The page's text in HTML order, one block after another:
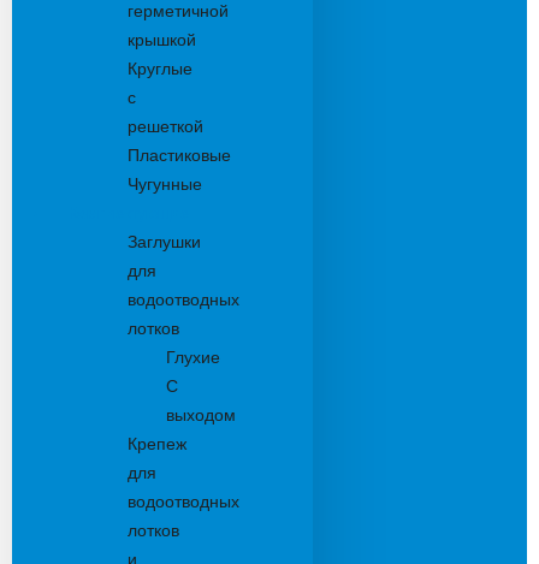
герметичной
крышкой
Круглые
с
решеткой
Пластиковые
Чугунные
Заглушки
для
водоотводных
лотков
Глухие
С
выходом
Крепеж
для
водоотводных
лотков
и